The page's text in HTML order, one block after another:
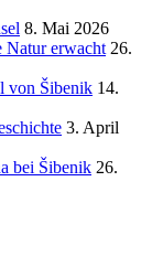
8. Mai 2026
Natur erwacht 26.
von Šibenik 14.
3. April
bei Šibenik 26.